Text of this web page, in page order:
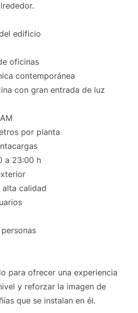
edificio
oficinas
contemporánea
con gran entrada de luz
por planta
a 23:00 h
alta calidad
para ofrecer una experiencia
y reforzar la imagen de
que se instalan en él.